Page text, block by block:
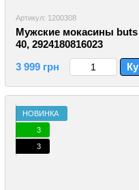
Артикул: 1200308
Мужские мокасины buts
40, 2924180816023
3 999 грн
НОВИНКА
3
3